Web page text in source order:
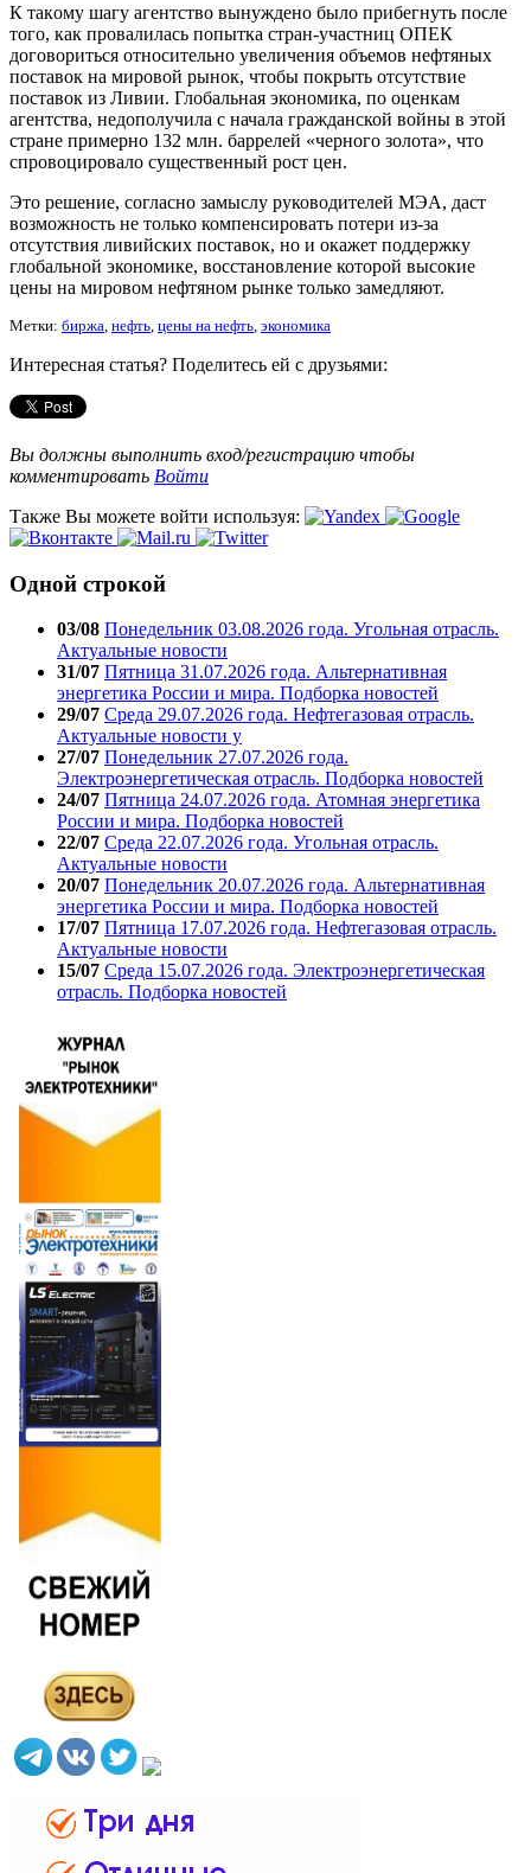
К такому шагу агентство вынуждено было прибегнуть после
того, как провалилась попытка стран-участниц ОПЕК
договориться относительно увеличения объемов нефтяных
поставок на мировой рынок, чтобы покрыть отсутствие
поставок из Ливии. Глобальная экономика, по оценкам
агентства, недополучила с начала гражданской войны в этой
стране примерно 132 млн. баррелей «черного золота», что
спровоцировало существенный рост цен.
Это решение, согласно замыслу руководителей МЭА, даст
возможность не только компенсировать потери из-за
отсутствия ливийских поставок, но и окажет поддержку
глобальной экономике, восстановление которой высокие
цены на мировом нефтяном рынке только замедляют.
Метки: биржа, нефть, цены на нефть, экономика
Интересная статья? Поделитесь ей с друзьями:
Вы должны выполнить вход/регистрацию чтобы
комментировать Войти
Также Вы можете войти используя:
Одной строкой
03/08 Понедельник 03.08.2026 года. Угольная отрасль.
Актуальные новости
31/07 Пятница 31.07.2026 года. Альтернативная
энергетика России и мира. Подборка новостей
29/07 Среда 29.07.2026 года. Нефтегазовая отрасль.
Актуальные новости у
27/07 Понедельник 27.07.2026 года.
Электроэнергетическая отрасль. Подборка новостей
24/07 Пятница 24.07.2026 года. Атомная энергетика
России и мира. Подборка новостей
22/07 Среда 22.07.2026 года. Угольная отрасль.
Актуальные новости
20/07 Понедельник 20.07.2026 года. Альтернативная
энергетика России и мира. Подборка новостей
17/07 Пятница 17.07.2026 года. Нефтегазовая отрасль.
Актуальные новости
15/07 Среда 15.07.2026 года. Электроэнергетическая
отрасль. Подборка новостей